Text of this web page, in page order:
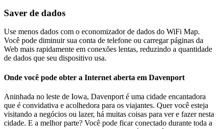
Saver de dados
Use menos dados com o economizador de dados do WiFi Map.
Você pode diminuir sua conta de telefone ou carregar páginas da
Web mais rapidamente em conexões lentas, reduzindo a quantidade
de dados que seu dispositivo usa.
Onde você pode obter a Internet aberta em Davenport
Aninhada no leste de Iowa, Davenport é uma cidade encantadora
que é convidativa e acolhedora para os viajantes. Quer você esteja
visitando a negócios ou lazer, há muitas coisas para ver e fazer nesta
cidade. E a melhor parte? Você pode ficar conectado durante toda a